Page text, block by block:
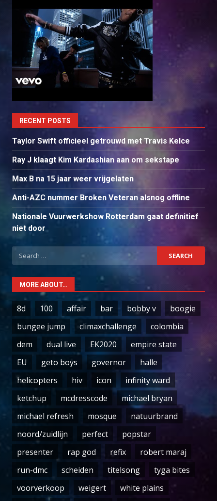
RECENT POSTS
Taylor Swift officieel getrouwd met Travis Kelce
Ray J klaagt Kim Kardashian aan om sekstape
Max B na 15 jaar weer vrijgelaten
Anti-AZC nummer Broken Veteran alsnog offline
Nationale Vuurwerkshow Rotterdam gaat definitief
niet door
Search
for:
MORE ABOUT…
8d 100 affair bar bobby v
boogie
bungee jump
climaxchallenge
colombia
dem
dual live EK2020
empire state
EU
geto boys governor
halle
helicopters
hiv icon
infinity ward
ketchup
mcdresscode
michael bryan
michael refresh
mosque
natuurbrand
noord/zuidlijn
perfect
popstar
presenter
rap god refix
robert maraj
run-dmc
scheiden titelsong
tyga bites
voorverkoop
weigert
white plains